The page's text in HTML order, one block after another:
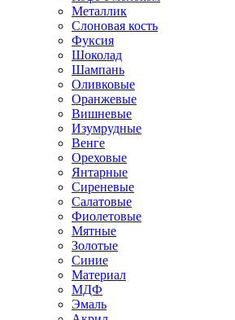
Металлик
Слоновая кость
Фуксия
Шоколад
Шампань
Оливковые
Оранжевые
Вишневые
Изумрудные
Венге
Ореховые
Янтарные
Сиреневые
Салатовые
Фиолетовые
Мятные
Золотые
Синие
Материал
МДФ
Эмаль